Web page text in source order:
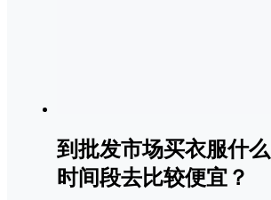
到批发市场买衣服什么
时间段去比较便宜？